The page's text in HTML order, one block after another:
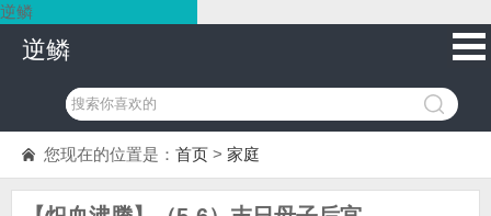
逆鳞
逆鳞
您现在的位置是： 首页 > 家庭